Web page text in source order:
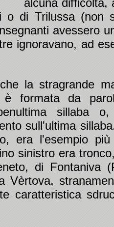
o di Trilussa (non
avessero
ignoravano, ad
la stragrande
è formata da
sillaba
sull'ultima
era l'esempio più
sinistro era
di Fontaniva
Vèrtova,
caratteristica